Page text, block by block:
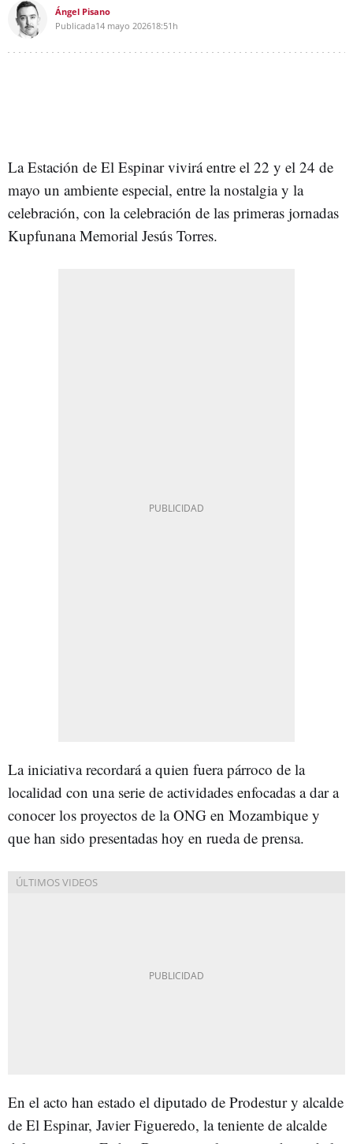
Ángel Pisano
Publicada14 mayo 202618:51h
La Estación de El Espinar vivirá entre el 22 y el 24 de
mayo un ambiente especial, entre la nostalgia y la
celebración, con la celebración de las primeras jornadas
Kupfunana Memorial Jesús Torres.
La iniciativa recordará a quien fuera párroco de la
localidad con una serie de actividades enfocadas a dar a
conocer los proyectos de la ONG en Mozambique y
que han sido presentadas hoy en rueda de prensa.
En el acto han estado el diputado de Prodestur y alcalde
de El Espinar, Javier Figueredo, la teniente de alcalde